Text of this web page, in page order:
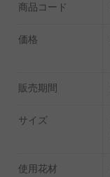
商品コード
価格
販売期間
サイズ
使用花材